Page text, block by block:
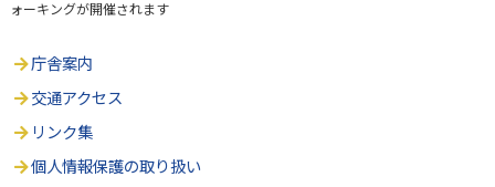
ォーキングが開催されます
庁舎案内
交通アクセス
リンク集
個人情報保護の取り扱い